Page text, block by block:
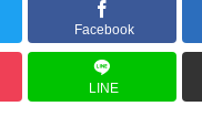
Facebook
LINE